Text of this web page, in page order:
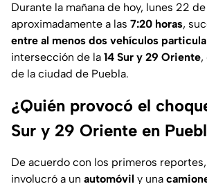
Durante la mañana de hoy, lunes 22
aproximadamente a las 7:20 horas,
entre al menos dos vehículos
intersección de la 14 Sur y 29 Oriente,
de la ciudad de Puebla.
¿Quién provocó el
Sur y 29 Oriente en
De acuerdo con los primeros
involucró a un automóvil y una